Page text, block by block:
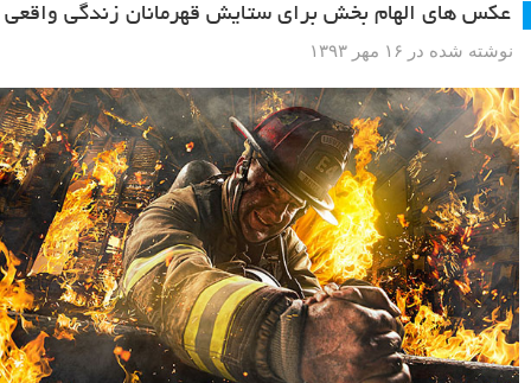
عکس های الهام بخش برای ستایش قهرمانان زندگی واقعی
نوشته شده در ۱۶ مهر ۱۳۹۳